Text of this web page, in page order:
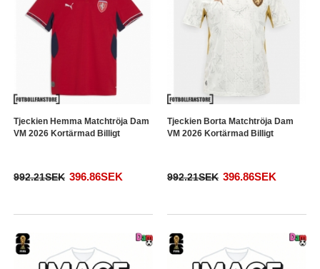
Tjeckien Hemma Matchtröja Dam
VM 2026 Kortärmad Billigt
992.21SEK 396.86SEK
Tjeckien Borta Matchtröja Dam
VM 2026 Kortärmad Billigt
992.21SEK 396.86SEK